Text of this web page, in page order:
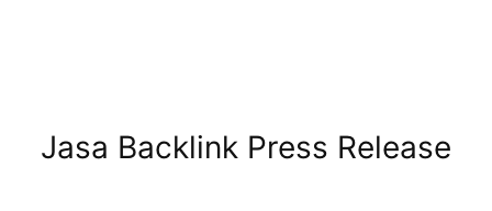
Jasa Backlink Press Release